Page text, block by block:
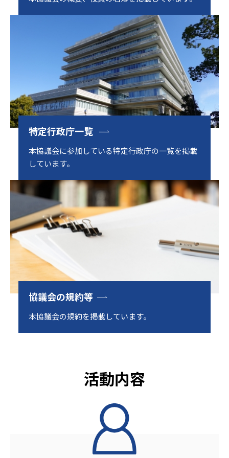
特定行政庁一覧
本協議会に参加している特定行政庁の一覧を掲載
しています。
協議会の規約等
本協議会の規約を掲載しています。
活動内容